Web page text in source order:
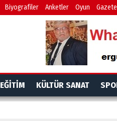
Biyografiler Anketler Oyun
EĞİTİM KÜLTÜR SANAT